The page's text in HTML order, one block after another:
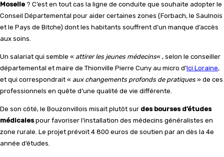
Moselle ? C’est en tout cas la ligne de conduite que souhaite adopter le
Conseil Départemental pour aider certaines zones (Forbach, le Saulnois
et le Pays de Bitche) dont les habitants souffrent d’un manque d’accès
aux soins.
Un salariat qui semble « attirer les jeunes médecins« , selon le conseiller
départemental et maire de Thionville Pierre Cuny au micro d’Ici Loraine,
et qui correspondrait « aux changements profonds de pratiques » de ces
professionnels en quête d’une qualité de vie différente.
De son côté, le Bouzonvillois misait plutôt sur des bourses d’études
médicalespour favoriser l’installation des médecins généralistes en
zone rurale. Le projet prévoit 4 800 euros de soutien par an dès la 4e
année d’études.